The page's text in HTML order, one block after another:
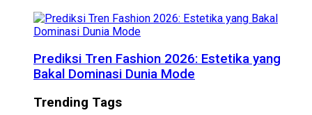
Prediksi Tren Fashion 2026: Estetika yang
Bakal Dominasi Dunia Mode
Trending Tags